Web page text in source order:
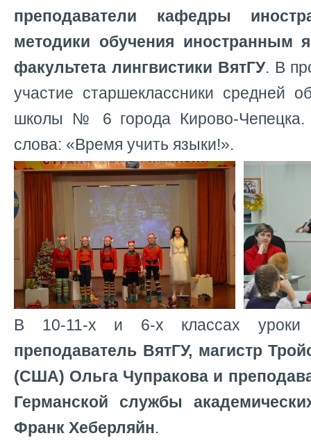
преподаватели кафедры
методики обучения иностранным
факультета лингвистики ВятГУ. В
участие старшеклассники средней
школы № 6 города Кирово-Чепецка.
слова: «Время учить языки!».
В 10-11-х и 6-х классах
преподаватель ВятГУ, магистр
(США) Ольга Чупракова и
Германской службы
Франк Хеберляйн.